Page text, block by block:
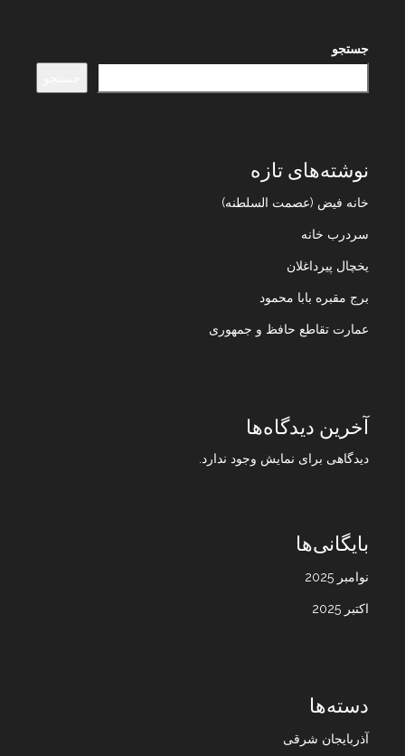
جستجو
نوشته‌های تازه
خانه فیض (عصمت السلطنه)
سردرب خانه
یخچال پیرداغلان
برج مقبره بابا محمود
عمارت تقاطع حافظ و جمهوری
آخرین دیدگاه‌ها
دیدگاهی برای نمایش وجود ندارد.
بایگانی‌ها
نوامبر 2025
اکتبر 2025
دسته‌ها
آذربایجان شرقی